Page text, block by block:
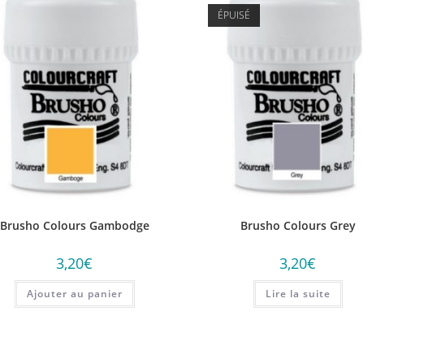
Brusho Colours Gambodge
3,20€
Ajouter au panier
ÉPUISÉ
Brusho Colours Grey
3,20€
Lire la suite